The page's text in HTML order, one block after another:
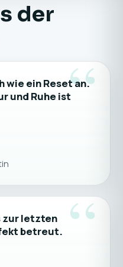
der
“
wie ein Reset an.
und Ruhe ist
“
zur letzten
betreut.